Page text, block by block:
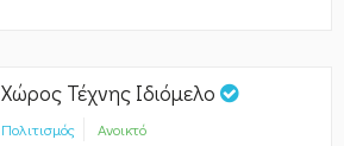
Χώρος Τέχνης Ιδιόμελο
Πολιτισμός Ανοικτό